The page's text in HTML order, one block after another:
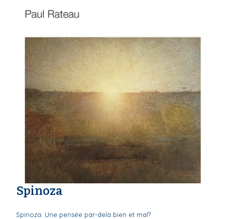
Spinoza
Spinoza. Une pensée par-delà bien et mal?